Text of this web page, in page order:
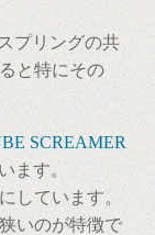
プリングの共
と特にその
SCREAMER
ます。
しています。
いのが特徴で